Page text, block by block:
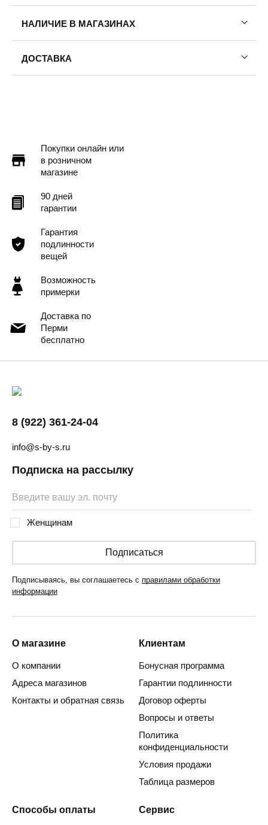
НАЛИЧИЕ В МАГАЗИНАХ
ДОСТАВКА
Пермь — бесплатно
Покупки онлайн или
в розничном
магазине
90 дней
гарантии
Гарантия
подлинности
вещей
Возможность
примерки
Доставка по
Перми
бесплатно
8 (922) 361-24-04
info@s-by-s.ru
Подписка на рассылку
Женщинам
Подписаться
Подписываясь, вы соглашаетесь с правилами обработки
информации
О магазине
О компании
Адреса магазинов
Контакты и обратная связь
Клиентам
Бонусная программа
Гарантии подлинности
Договор оферты
Вопросы и ответы
Политика
конфиденциальности
Условия продажи
Таблица размеров
Способы оплаты Сервис